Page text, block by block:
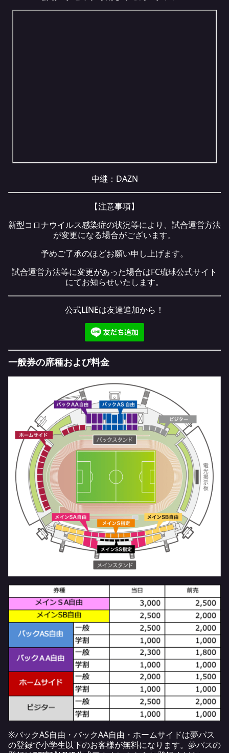
中継： DAZN
【注意事項】
新型コロナウイルス感染症の状況等により、試合運営方法
が変更になる場合がございます。
予めご了承のほどお願い申し上げます。
試合運営方法等に変更があった場合はFC琉球公式サイト
にてお知らせいたします。
公式LINEは友達追加から！
一般券の席種および料金
※バックAS自由・バックAA自由・ホームサイドは夢パス
の登録で小学生以下のお客様が無料になります。夢パスの